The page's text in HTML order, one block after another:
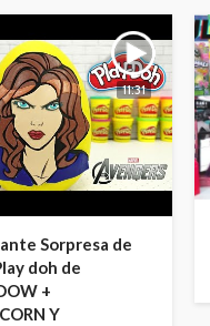
11:31
Sorpresa de
doh de
+
Y